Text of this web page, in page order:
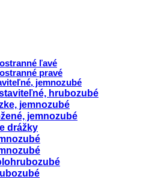
ľavé
pravé
jemnozubé
hrubozubé
jemnozubé
jemnozubé
drážky